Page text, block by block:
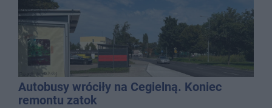
Autobusy wróciły na Cegielną. Koniec
remontu zatok